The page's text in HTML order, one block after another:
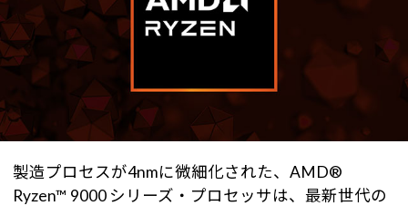
製造プロセスが4nmに微細化された、AMD®
Ryzen™ 9000 シリーズ・プロセッサは、最新世代の